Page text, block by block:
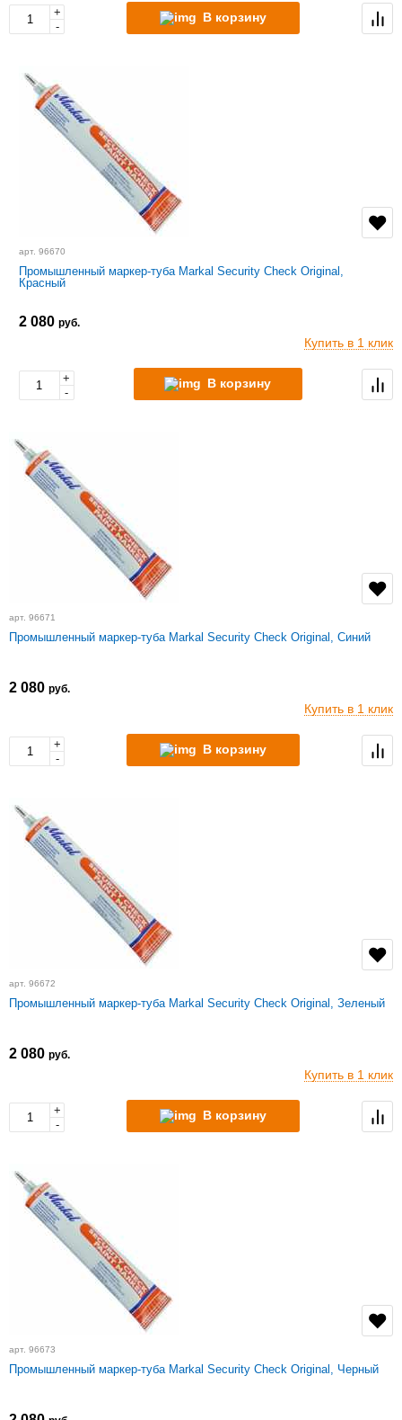
+
-
В корзину
арт. 96670
Промышленный маркер-туба Markal Security Check Original,
Красный
2 080 руб.
Купить в 1 клик
+
-
В корзину
арт. 96671
Промышленный маркер-туба Markal Security Check Original, Синий
2 080 руб.
Купить в 1 клик
+
-
В корзину
арт. 96672
Промышленный маркер-туба Markal Security Check Original, Зеленый
2 080 руб.
Купить в 1 клик
+
-
В корзину
арт. 96673
Промышленный маркер-туба Markal Security Check Original, Черный